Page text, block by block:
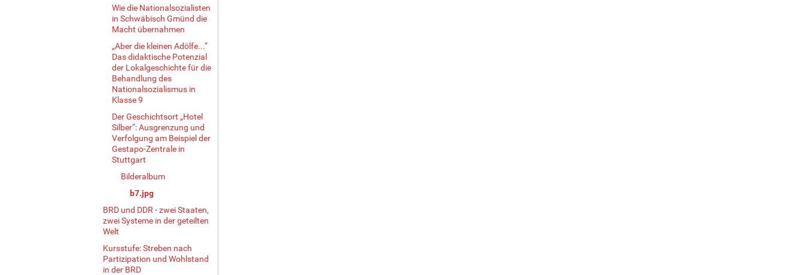
Wie die Nationalsozialisten
in Schwäbisch Gmünd die
Macht übernahmen
„Aber die kleinen Adölfe...“
Das didaktische Potenzial
der Lokalgeschichte für die
Behandlung des
Nationalsozialismus in
Klasse 9
Der Geschichtsort „Hotel
Silber“: Ausgrenzung und
Verfolgung am Beispiel der
Gestapo-Zentrale in
Stuttgart
Bilderalbum
b7.jpg
BRD und DDR - zwei Staaten,
zwei Systeme in der geteilten
Welt
Kursstufe: Streben nach
Partizipation und Wohlstand
in der BRD